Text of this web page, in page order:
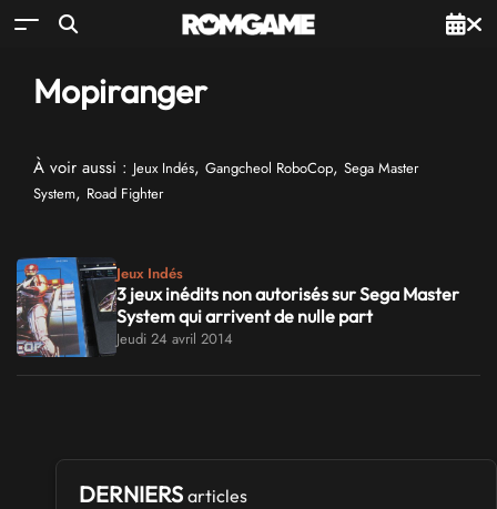
Mopiranger
À voir aussi : Jeux Indés, Gangcheol RoboCop, Sega Master
System, Road Fighter
Jeux Indés
3 jeux inédits non autorisés sur Sega Master
System qui arrivent de nulle part
Jeudi 24 avril 2014
DERNIERS articles